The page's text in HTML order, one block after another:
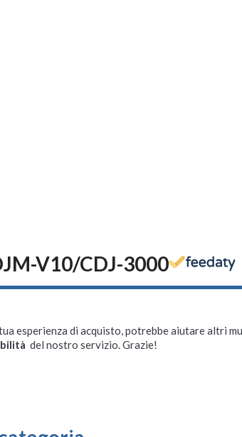
V10/CDJ-3000
esperienza di acquisto, potrebbe aiutare altri
del nostro servizio. Grazie!